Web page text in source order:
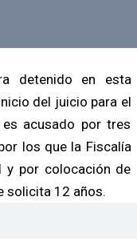
detenido en esta
del juicio para el
acusado por tres
los que la Fiscalía
y por colocación de
solicita 12 años.